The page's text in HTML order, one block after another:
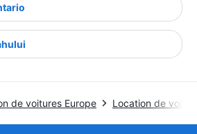
de voitures Europe Location de